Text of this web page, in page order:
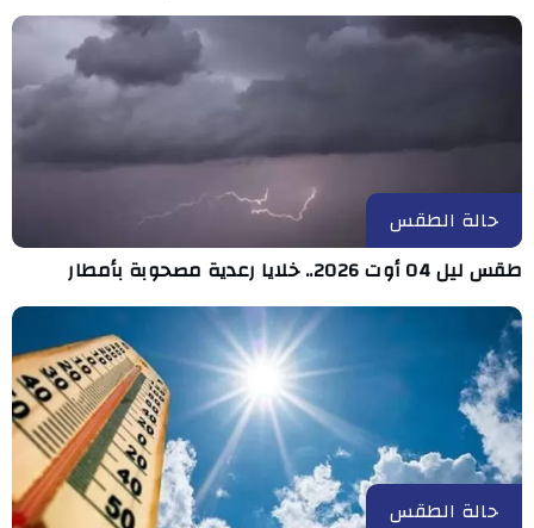
حالة الطقس
طقس ليل 04 أوت 2026.. خلايا رعدية مصحوبة بأمطار
حالة الطقس